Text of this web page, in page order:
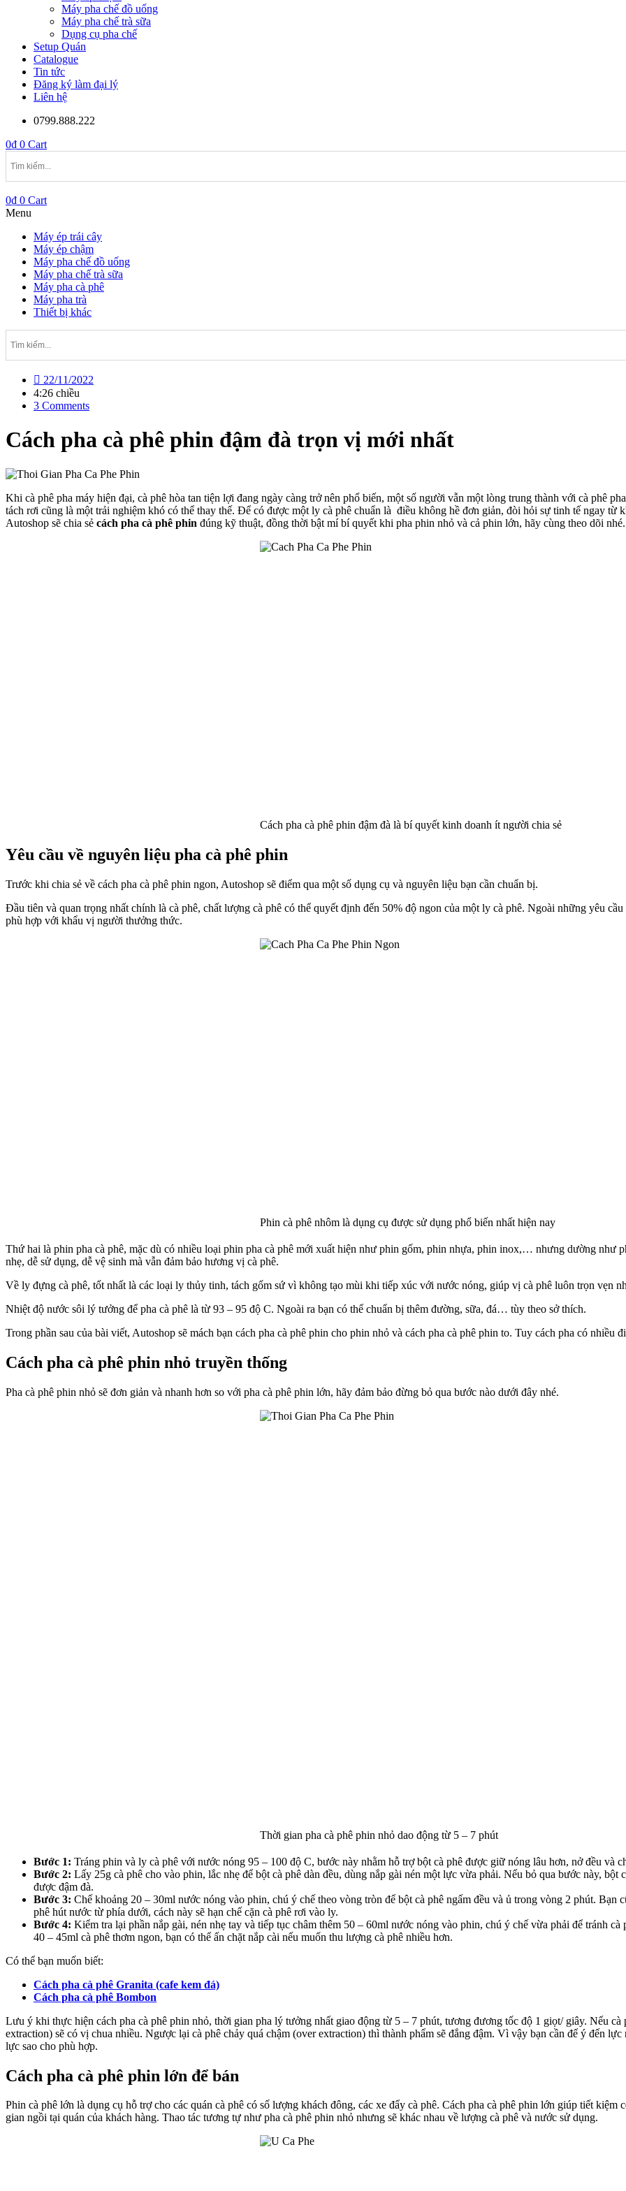
Máy pha chế đồ uống
Máy pha chế trà sữa
Dụng cụ pha chế
Setup Quán
Catalogue
Tin tức
Đăng ký làm đại lý
Liên hệ
0799.888.222
0₫ 0 Cart
0₫ 0 Cart
Menu
Máy ép trái cây
Máy ép chậm
Máy pha chế đồ uống
Máy pha chế trà sữa
Máy pha cà phê
Máy pha trà
Thiết bị khác
22/11/2022
4:26 chiều
3 Comments
Cách pha cà phê phin đậm đà trọn vị mới nhất
Khi cà phê pha máy hiện đại, cà phê hòa tan tiện lợi đang ngày càng trở nên phổ biến, một số người vẫn một lòng trung thành với cà phê
tách rơi cũng là một trải nghiệm khó có thể thay thế. Để có được một ly cà phê chuẩn là điều không hề đơn giản, đòi hỏi sự tinh tế ngay từ
Autoshop sẽ chia sẻ cách pha cà phê phin đúng kỹ thuật, đồng thời bật mí bí quyết khi pha phin nhỏ và cả phin lớn, hãy cùng theo dõi nhé.
Cách pha cà phê phin đậm đà là bí quyết kinh doanh ít người chia sẻ
Yêu cầu về nguyên liệu pha cà phê phin
Trước khi chia sẻ về cách pha cà phê phin ngon, Autoshop sẽ điểm qua một số dụng cụ và nguyên liệu bạn cần chuẩn bị.
Đầu tiên và quan trọng nhất chính là cà phê, chất lượng cà phê có thể quyết định đến 50% độ ngon của một ly cà phê. Ngoài những yêu
phù hợp với khẩu vị người thưởng thức.
Phin cà phê nhôm là dụng cụ được sử dụng phổ biến nhất hiện nay
Thứ hai là phin pha cà phê, mặc dù có nhiều loại phin pha cà phê mới xuất hiện như phin gốm, phin nhựa, phin inox,… nhưng dường
nhẹ, dễ sử dụng, dễ vệ sinh mà vẫn đảm bảo hương vị cà phê.
Về ly đựng cà phê, tốt nhất là các loại ly thủy tinh, tách gốm sứ vì không tạo mùi khi tiếp xúc với nước nóng, giúp vị cà phê luôn trọn vẹn
Nhiệt độ nước sôi lý tưởng để pha cà phê là từ 93 – 95 độ C. Ngoài ra bạn có thể chuẩn bị thêm đường, sữa, đá… tùy theo sở thích.
Trong phần sau của bài viết, Autoshop sẽ mách bạn cách pha cà phê phin cho phin nhỏ và cách pha cà phê phin to. Tuy cách pha có
Cách pha cà phê phin nhỏ truyền thống
Pha cà phê phin nhỏ sẽ đơn giản và nhanh hơn so với pha cà phê phin lớn, hãy đảm bảo đừng bỏ qua bước nào dưới đây nhé.
Thời gian pha cà phê phin nhỏ dao động từ 5 – 7 phút
Bước 1: Tráng phin và ly cà phê với nước nóng 95 – 100 độ C, bước này nhằm hỗ trợ bột cà phê được giữ nóng lâu hơn, nở đều và
Bước 2: Lấy 25g cà phê cho vào phin, lắc nhẹ để bột cà phê dàn đều, dùng nắp gài nén một lực vừa phải. Nếu bỏ qua bước này,
được đậm đà.
Bước 3: Chế khoảng 20 – 30ml nước nóng vào phin, chú ý chế theo vòng tròn để bột cà phê ngấm đều và ủ trong vòng 2 phút. Bạn
phê hút nước từ phía dưới, cách này sẽ hạn chế cặn cà phê rơi vào ly.
Bước 4: Kiểm tra lại phần nắp gài, nén nhẹ tay và tiếp tục châm thêm 50 – 60ml nước nóng vào phin, chú ý chế vừa phải để tránh
40 – 45ml cà phê thơm ngon, bạn có thể ấn chặt nắp cài nếu muốn thu lượng cà phê nhiều hơn.
Có thể bạn muốn biết:
Cách pha cà phê Granita (cafe kem đá)
Cách pha cà phê Bombon
Lưu ý khi thực hiện cách pha cà phê phin nhỏ, thời gian pha lý tưởng nhất giao động từ 5 – 7 phút, tương đương tốc độ 1 giọt/ giây. Nếu cà
extraction) sẽ có vị chua nhiều. Ngược lại cà phê chảy quá chậm (over extraction) thì thành phẩm sẽ đắng đậm. Vì vậy bạn cần để ý đến
lực sao cho phù hợp.
Cách pha cà phê phin lớn để bán
Phin cà phê lớn là dụng cụ hỗ trợ cho các quán cà phê có số lượng khách đông, các xe đẩy cà phê. Cách pha cà phê phin lớn giúp tiết
gian ngồi tại quán của khách hàng. Thao tác tương tự như pha cà phê phin nhỏ nhưng sẽ khác nhau về lượng cà phê và nước sử dụng.